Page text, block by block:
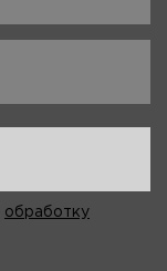
обработку